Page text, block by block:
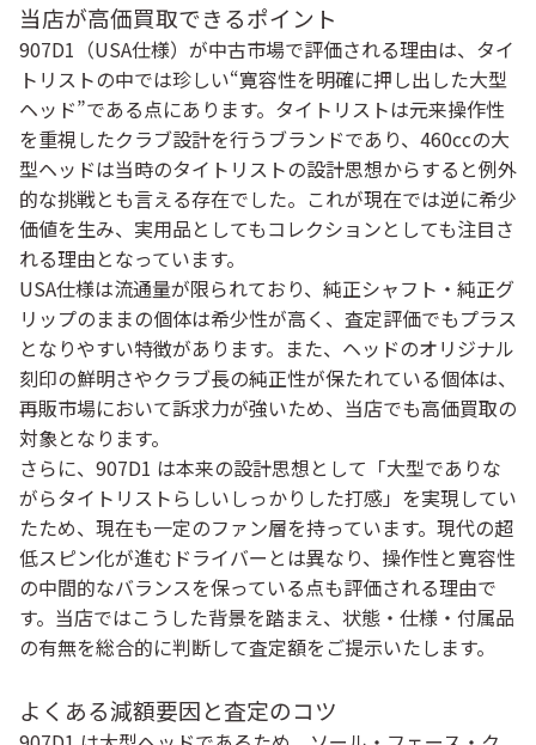
当店が高価買取できるポイント
907D1（USA仕様）が中古市場で評価される理由は、タイ
トリストの中では珍しい“寛容性を明確に押し出した大型
ヘッド”である点にあります。タイトリストは元来操作性
を重視したクラブ設計を行うブランドであり、460ccの大
型ヘッドは当時のタイトリストの設計思想からすると例外
的な挑戦とも言える存在でした。これが現在では逆に希少
価値を生み、実用品としてもコレクションとしても注目さ
れる理由となっています。
USA仕様は流通量が限られており、純正シャフト・純正グ
リップのままの個体は希少性が高く、査定評価でもプラス
となりやすい特徴があります。また、ヘッドのオリジナル
刻印の鮮明さやクラブ長の純正性が保たれている個体は、
再販市場において訴求力が強いため、当店でも高価買取の
対象となります。
さらに、907D1 は本来の設計思想として「大型でありな
がらタイトリストらしいしっかりした打感」を実現してい
たため、現在も一定のファン層を持っています。現代の超
低スピン化が進むドライバーとは異なり、操作性と寛容性
の中間的なバランスを保っている点も評価される理由で
す。当店ではこうした背景を踏まえ、状態・仕様・付属品
の有無を総合的に判断して査定額をご提示いたします。
よくある減額要因と査定のコツ